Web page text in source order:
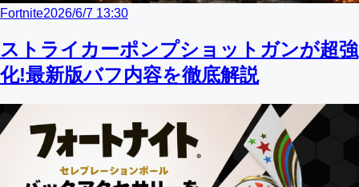
Fortnite2026/6/7 13:30
ストライカーポンプショットガンが超強
化!最新版バフ内容を徹底解説